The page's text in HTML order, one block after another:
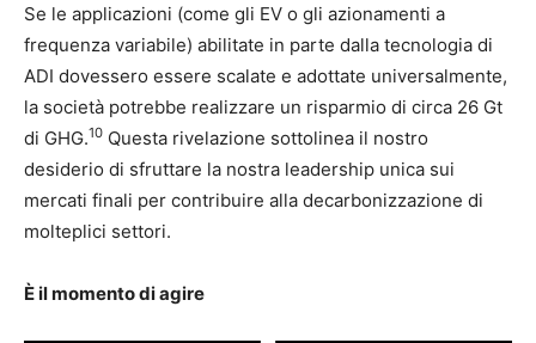
Se le applicazioni (come gli EV o gli azionamenti a
frequenza variabile) abilitate in parte dalla tecnologia di
ADI dovessero essere scalate e adottate universalmente,
la società potrebbe realizzare un risparmio di circa 26 Gt
di GHG.10 Questa rivelazione sottolinea il nostro
desiderio di sfruttare la nostra leadership unica sui
mercati finali per contribuire alla decarbonizzazione di
molteplici settori.
È il momento di agire